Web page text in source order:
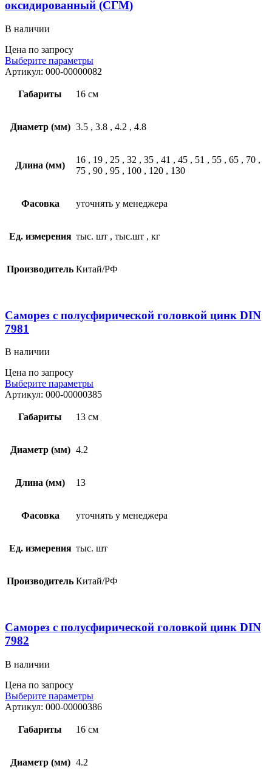
оксидированный (СГМ)
В наличии
Цена по запросу
Выберите параметры
Артикул: 000-00000082
Габариты 16 см
Диаметр (мм) 3.5 , 3.8 , 4.2 , 4.8
Длина (мм)
16 , 19 , 25 , 32 , 35 , 41 , 45 , 51 , 55 , 65 , 70 ,
75 , 90 , 95 , 100 , 120 , 130
Фасовка уточнять у менеджера
Ед. измерения тыс. шт , тыс.шт , кг
Производитель Китай/РФ
Саморез с полусфирической головкой цинк DIN
7981
В наличии
Цена по запросу
Выберите параметры
Артикул: 000-00000385
Габариты 13 см
Диаметр (мм) 4.2
Длина (мм) 13
Фасовка уточнять у менеджера
Ед. измерения тыс. шт
Производитель Китай/РФ
Саморез с полусфирической головкой цинк DIN
7982
В наличии
Цена по запросу
Выберите параметры
Артикул: 000-00000386
Габариты 16 см
Диаметр (мм) 4.2